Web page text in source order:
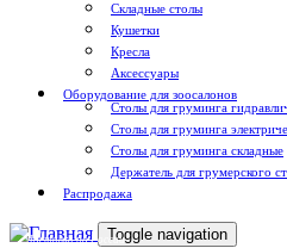
Складные столы
Кушетки
Кресла
Аксессуары
Оборудование для зоосалонов
Столы для груминга
Столы для груминга
Столы для груминга складные
Держатель для грумерского
Распродажа
Доставка по РоссииToggle navigation